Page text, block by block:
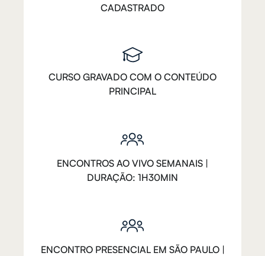
CADASTRADO
CURSO GRAVADO COM O CONTEÚDO
PRINCIPAL
ENCONTROS AO VIVO SEMANAIS |
DURAÇÃO: 1H30MIN
ENCONTRO PRESENCIAL EM SÃO PAULO |